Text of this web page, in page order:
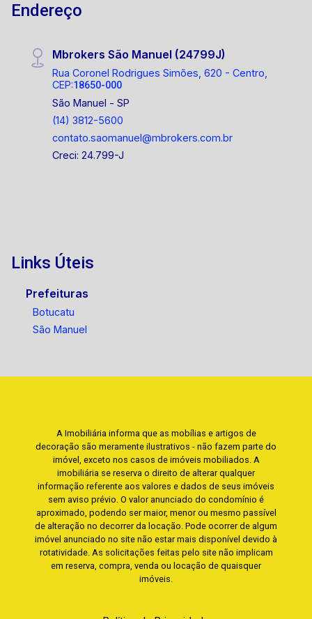
Endereço
Mbrokers São Manuel (24799J)
Rua Coronel Rodrigues Simões, 620 - Centro,
CEP:18650-000
São Manuel - SP
(14) 3812-5600
contato.saomanuel@mbrokers.com.br
Creci: 24.799-J
Links Úteis
Prefeituras
Botucatu
São Manuel
A Imobiliária informa que as mobílias e artigos de
decoração são meramente ilustrativos - não fazem parte do
imóvel, exceto nos casos de imóveis mobiliados. A
imobiliária se reserva o direito de alterar qualquer
informação referente aos valores e dados de seus imóveis
sem aviso prévio. O valor anunciado do condomínio é
aproximado, podendo ser maior, menor ou mesmo passível
de alteração no decorrer da locação. Pode ocorrer de algum
imóvel anunciado no site não estar mais disponível devido à
rotatividade. As solicitações feitas pelo site não implicam
em reserva, compra, venda ou locação de quaisquer
imóveis.